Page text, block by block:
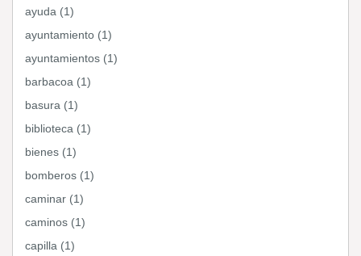
ayuda (1)
ayuntamiento (1)
ayuntamientos (1)
barbacoa (1)
basura (1)
biblioteca (1)
bienes (1)
bomberos (1)
caminar (1)
caminos (1)
capilla (1)